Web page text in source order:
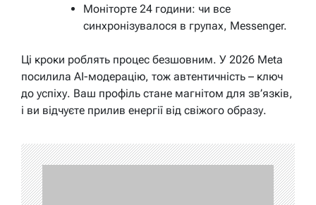
Моніторте 24 години: чи все
синхронізувалося в групах, Messenger.
Ці кроки роблять процес безшовним. У 2026 Meta
посилила AI-модерацію, тож автентичність – ключ
до успіху. Ваш профіль стане магнітом для зв’язків,
і ви відчуєте прилив енергії від свіжого образу.